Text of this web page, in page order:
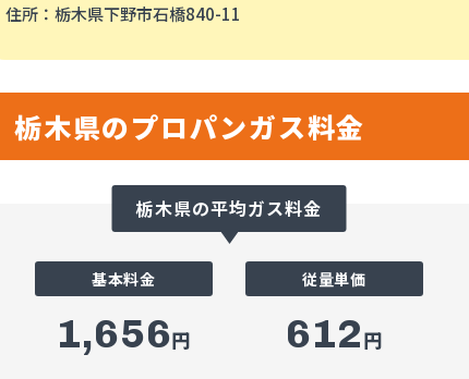
住所 ：栃木県下野市石橋840-11
栃木県のプロパンガス料金
栃木県の平均ガス料金
基本料金
1,656円
従量単価
612円